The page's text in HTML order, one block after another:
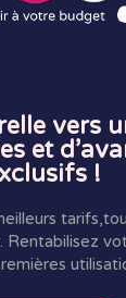
vers
et
!
Rentabilisez